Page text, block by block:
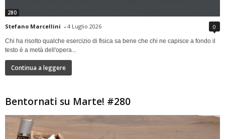
280
Stefano Marcellini - 4 Luglio 2026 0
Chi ha risolto qualche esercizio di fisica sa bene che chi ne capisce a fondo il
testo è a metà dell'opera...
Continua a leggere
Bentornati su Marte! #280